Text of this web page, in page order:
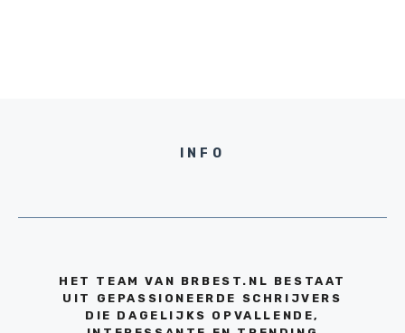
INFO
HET TEAM VAN BRBEST.NL BESTAAT
UIT GEPASSIONEERDE SCHRIJVERS
DIE DAGELIJKS OPVALLENDE,